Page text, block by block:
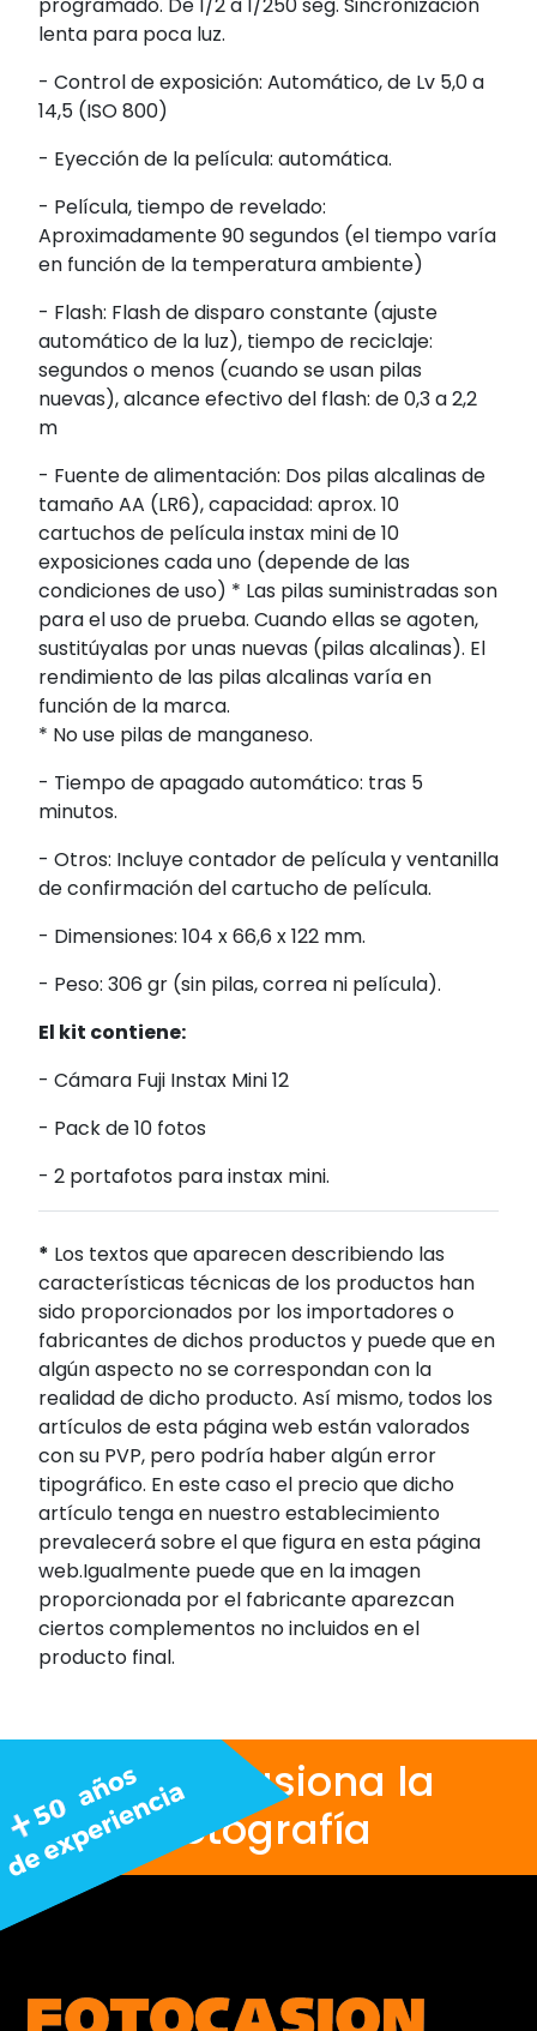
programado. De 1/2 a 1/250 seg. Sincronización
lenta para poca luz.
- Control de exposición: Automático, de Lv 5,0 a
14,5 (ISO 800)
- Eyección de la película: automática.
- Película, tiempo de revelado:
Aproximadamente 90 segundos (el tiempo varía
en función de la temperatura ambiente)
- Flash: Flash de disparo constante (ajuste
automático de la luz), tiempo de reciclaje:
segundos o menos (cuando se usan pilas
nuevas), alcance efectivo del flash: de 0,3 a 2,2
m
- Fuente de alimentación: Dos pilas alcalinas de
tamaño AA (LR6), capacidad: aprox. 10
cartuchos de película instax mini de 10
exposiciones cada uno (depende de las
condiciones de uso) * Las pilas suministradas son
para el uso de prueba. Cuando ellas se agoten,
sustitúyalas por unas nuevas (pilas alcalinas). El
rendimiento de las pilas alcalinas varía en
función de la marca.
* No use pilas de manganeso.
- Tiempo de apagado automático: tras 5
minutos.
- Otros: Incluye contador de película y ventanilla
de confirmación del cartucho de película.
- Dimensiones: 104 x 66,6 x 122 mm.
- Peso: 306 gr (sin pilas, correa ni película).
El kit contiene:
- Cámara Fuji Instax Mini 12
- Pack de 10 fotos
- 2 portafotos para instax mini.
* Los textos que aparecen describiendo las
características técnicas de los productos han
sido proporcionados por los importadores o
fabricantes de dichos productos y puede que en
algún aspecto no se correspondan con la
realidad de dicho producto. Así mismo, todos los
artículos de esta página web están valorados
con su PVP, pero podría haber algún error
tipográfico. En este caso el precio que dicho
artículo tenga en nuestro establecimiento
prevalecerá sobre el que figura en esta página
web.Igualmente puede que en la imagen
proporcionada por el fabricante aparezcan
ciertos complementos no incluidos en el
producto final.
Nos apasiona la
fotografía